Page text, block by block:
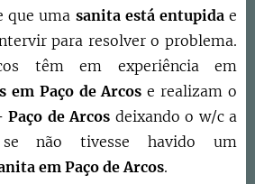
que uma sanita está entupidae
para resolver o problema.
têm em experiência em
em Paço de Arcose realizam o
de Arcos deixando o w/c a
não tivesse havido um
em Paço de Arcos.